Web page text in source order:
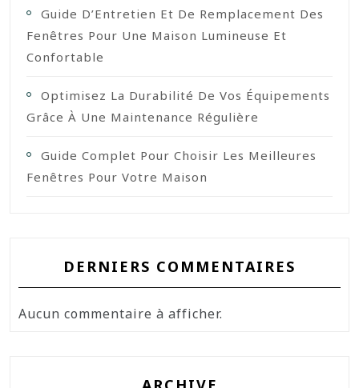
Guide D’Entretien Et De Remplacement Des
Fenêtres Pour Une Maison Lumineuse Et
Confortable
Optimisez La Durabilité De Vos Équipements
Grâce À Une Maintenance Régulière
Guide Complet Pour Choisir Les Meilleures
Fenêtres Pour Votre Maison
DERNIERS COMMENTAIRES
Aucun commentaire à afficher.